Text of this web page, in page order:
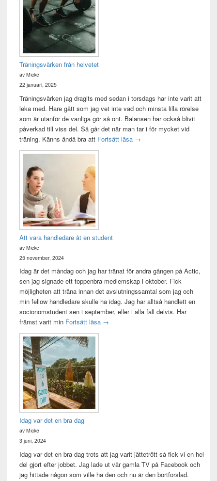
Träningsvärken från helvetet
av Micke
22 januari, 2025
Träningsvärken jag dragits med sedan i torsdags har inte varit att
leka med. Hare gått som jag vet inte vad och minsta lilla rörelse
som är utanför de vanliga gör så ont. Balansen har också blivit
påverkad till viss del. Så går det när man tar i för mycket vid
träning. Känns ändå bra att Fortsätt läsa Träningsvärken från helvetet
→
Att vara handledare åt en student
av Micke
25 november, 2024
Idag är det måndag och jag har tränat för andra gången på Actic,
sen jag signade ett toppenbra medlemskap i oktober. Fick
möjligheten att träna innan det avslutningssamtal som jag och
min fellow handledare skulle ha idag. Jag har alltså handlett en
socionomstudent sen i september, eller i alla fall delvis. Har
främst varit min Fortsätt läsa Att vara handledare åt en student
→
Idag var det en bra dag
av Micke
3 juni, 2024
Idag var det en bra dag trots att jag varit jättetrött så fick vi en hel
del gjort efter jobbet. Jag lade ut vår gamla TV på Facebook och
jag hittade någon som ville ha den och nu är den bortforslad.